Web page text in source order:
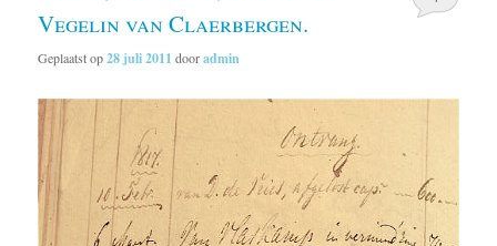
Vegelin van Claerbergen.
Geplaatst op28 juli 2011 dooradmin